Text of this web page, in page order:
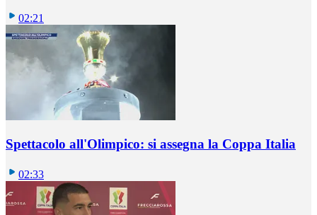
02:21
Spettacolo all'Olimpico: si assegna la Coppa Italia
02:33